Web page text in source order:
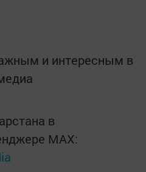
и интересным в
в
MАХ: